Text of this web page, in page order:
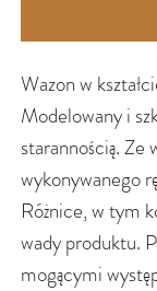
Wazon w
Modelowany i
starannością. Ze
wykonywanego
Różnice, w tym
wady produktu.
mogącymi